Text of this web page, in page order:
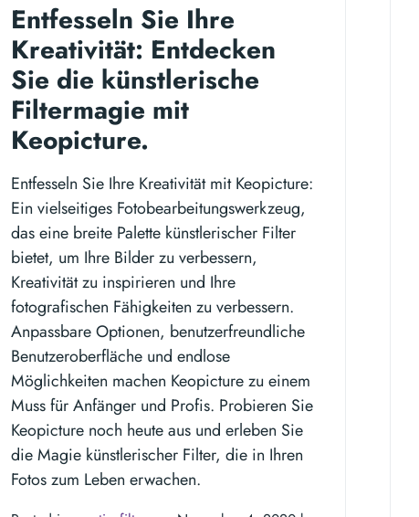
Entfesseln Sie Ihre
Kreativität: Entdecken
Sie die künstlerische
Filtermagie mit
Keopicture.
Entfesseln Sie Ihre Kreativität mit Keopicture:
Ein vielseitiges Fotobearbeitungswerkzeug,
das eine breite Palette künstlerischer Filter
bietet, um Ihre Bilder zu verbessern,
Kreativität zu inspirieren und Ihre
fotografischen Fähigkeiten zu verbessern.
Anpassbare Optionen, benutzerfreundliche
Benutzeroberfläche und endlose
Möglichkeiten machen Keopicture zu einem
Muss für Anfänger und Profis. Probieren Sie
Keopicture noch heute aus und erleben Sie
die Magie künstlerischer Filter, die in Ihren
Fotos zum Leben erwachen.